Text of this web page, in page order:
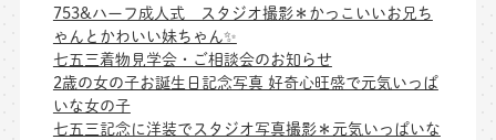
753&ハーフ成人式 スタジオ撮影＊かっこいいお兄ち
ゃんとかわいい妹ちゃん✨
七五三着物見学会・ご相談会のお知らせ
2歳の女の子お誕生日記念写真 好奇心旺盛で元気いっぱ
いな女の子
七五三記念に洋装でスタジオ写真撮影＊元気いっぱいな